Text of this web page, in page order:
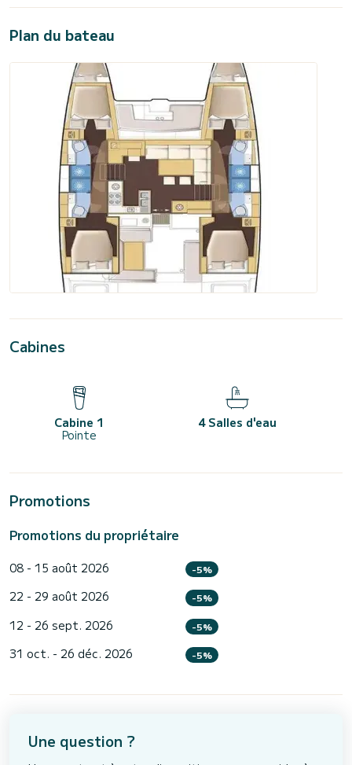
Plan du bateau
Cabines
Cabine 1
Pointe
4 Salles d'eau
Promotions
Promotions du propriétaire
08 - 15 août 2026 -5%
22 - 29 août 2026 -5%
12 - 26 sept. 2026 -5%
31 oct. - 26 déc. 2026 -5%
Une question ?